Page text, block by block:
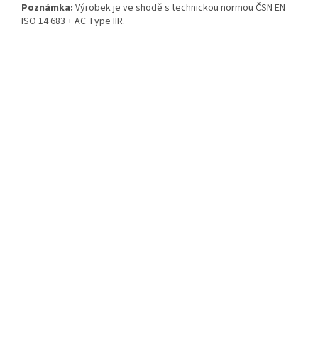
Poznámka: Výrobek je ve shodě s technickou normou ČSN EN
ISO 14 683 + AC Type IIR.